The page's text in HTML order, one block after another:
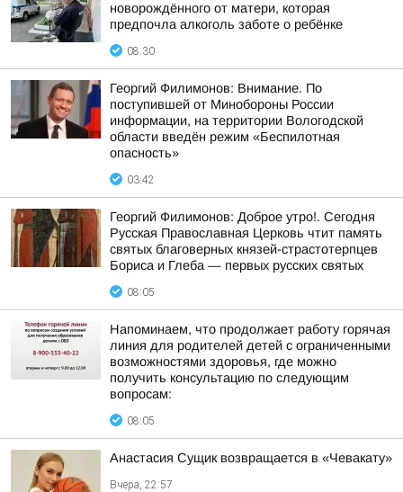
новорождённого от матери, которая
предпочла алкоголь заботе о ребёнке
08:30
Георгий Филимонов: Внимание. По
поступившей от Минобороны России
информации, на территории Вологодской
области введён режим «Беспилотная
опасность»
03:42
Георгий Филимонов: Доброе утро!. Сегодня
Русская Православная Церковь чтит память
святых благоверных князей-страстотерпцев
Бориса и Глеба — первых русских святых
08:05
Напоминаем, что продолжает работу горячая
линия для родителей детей с ограниченными
возможностями здоровья, где можно
получить консультацию по следующим
вопросам:
08:05
Анастасия Сущик возвращается в «Чевакату»
Вчера, 22:57